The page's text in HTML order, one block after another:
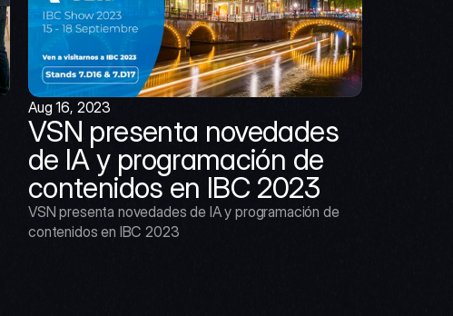
Aug 16, 2023
VSN presenta novedades
de IA y programación de
contenidos en IBC 2023
VSN presenta novedades de IA y programación de
contenidos en IBC 2023